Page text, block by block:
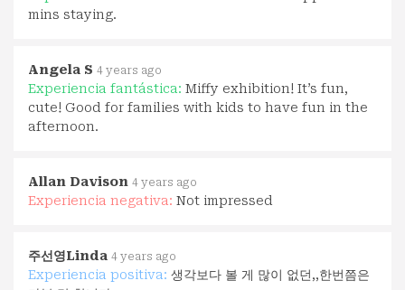
mins staying.
Angela S 4 years ago
Experiencia fantástica: Miffy exhibition! It’s fun,
cute! Good for families with kids to have fun in the
afternoon.
Allan Davison 4 years ago
Experiencia negativa: Not impressed
주선영Linda 4 years ago
Experiencia positiva: 생각보다 볼 게 많이 없던,,한번쯤은